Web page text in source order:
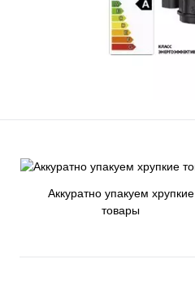
Аккуратно упакуем хрупкие
товары